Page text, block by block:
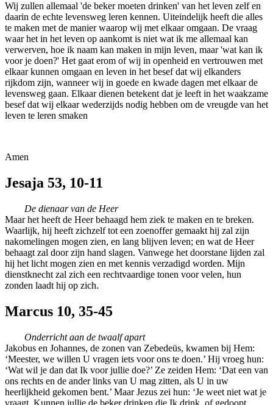
Wij zullen allemaal 'de beker moeten drinken' van het leven zelf en
daarin de echte levensweg leren kennen. Uiteindelijk heeft die alles
te maken met de manier waarop wij met elkaar omgaan. De vraag
waar het in het leven op aankomt is niet wat ik me allemaal kan
verwerven, hoe ik naam kan maken in mijn leven, maar 'wat kan ik
voor je doen?' Het gaat erom of wij in openheid en vertrouwen met
elkaar kunnen omgaan en leven in het besef dat wij elkanders
rijkdom zijn, wanneer wij in goede en kwade dagen met elkaar de
levensweg gaan. Elkaar dienen betekent dat je leeft in het waakzame
besef dat wij elkaar wederzijds nodig hebben om de vreugde van het
leven te leren smaken
Amen
Jesaja 53, 10-11
De dienaar van de Heer
Maar het heeft de Heer behaagd hem ziek te maken en te breken.
Waarlijk, hij heeft zichzelf tot een zoenoffer gemaakt hij zal zijn
nakomelingen mogen zien, en lang blijven leven; en wat de Heer
behaagt zal door zijn hand slagen. Vanwege het doorstane lijden zal
hij het licht mogen zien en met kennis verzadigd worden. Mijn
dienstknecht zal zich een rechtvaardige tonen voor velen, hun
zonden laadt hij op zich.
Marcus 10, 35-45
Onderricht aan de twaalf apart
Jakobus en Johannes, de zonen van Zebedeüs, kwamen bij Hem:
‘Meester, we willen U vragen iets voor ons te doen.’ Hij vroeg hun:
‘Wat wil je dan dat Ik voor jullie doe?’ Ze zeiden Hem: ‘Dat een van
ons rechts en de ander links van U mag zitten, als U in uw
heerlijkheid gekomen bent.’ Maar Jezus zei hun: ‘Je weet niet wat je
vraagt. Kunnen jullie de beker drinken die Ik drink, of gedoopt